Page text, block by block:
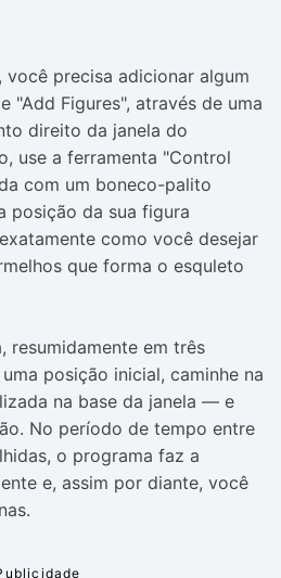
você precisa adicionar algum
"Add Figures", através de uma
direito da janela do
use a ferramenta "Control
com um boneco-palito
posição da sua figura
como você desejar
que forma o esquleto
resumidamente em três
posição inicial, caminhe na
na base da janela — e
No período de tempo entre
o programa faz a
e, assim por diante, você